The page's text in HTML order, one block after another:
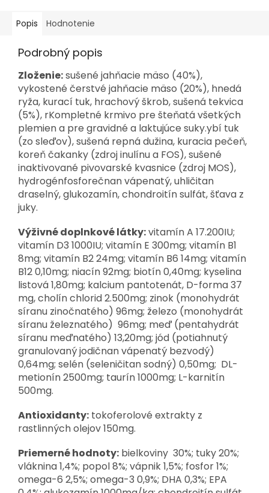
Popis Hodnotenie
Podrobný popis
Zloženie:sušené jahňacie mäso (40%),
vykostené čerstvé jahňacie mäso (20%), hnedá
ryža, kurací tuk, hrachový škrob, sušená tekvica
(5%), rKompletné krmivo pre šteňatá všetkých
plemien a pre gravidné a laktujúce suky.ybí tuk
(zo sleďov), sušená repná dužina, kuracia pečeň,
koreň čakanky (zdroj inulínu a FOS), sušené
inaktivované pivovarské kvasnice (zdroj MOS),
hydrogénfosforečnan vápenatý, uhličitan
draselný, glukozamín, chondroitín sulfát, šťava z
juky.
Výživné doplnkové látky:vitamín A 17.200IU;
vitamín D3 1000IU; vitamín E 300mg; vitamín B1
8mg; vitamín B2 24mg; vitamín B6 14mg; vitamín
B12 0,10mg; niacín 92mg; biotín 0,40mg; kyselina
listová 1,80mg; kalcium pantotenát, D-forma 37
mg, cholín chlorid 2.500mg; zinok (monohydrát
síranu zinočnatého) 96mg; železo (monohydrát
síranu železnatého) 96mg; meď (pentahydrát
síranu meďnatého) 13,20mg; jód (potiahnutý
granulovaný jodičnan vápenatý bezvodý)
0,64mg; selén (seleničitan sodný) 0,50mg; DL-
metionín 2500mg; taurín 1000mg; L-karnitín
500mg.
Antioxidanty: tokoferolové extrakty z
rastlinných olejov 150mg.
Priemerné hodnoty: bielkoviny 30%; tuky 20%;
vláknina 1,4%; popol 8%; vápnik 1,5%; fosfor 1%;
omega-6 2,5%; omega-3 0,9%; DHA 0,3%; EPA